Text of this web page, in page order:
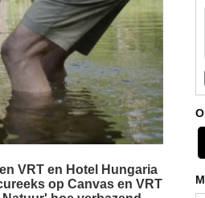
VRT en Hotel Hungaria
op Canvas en VRT